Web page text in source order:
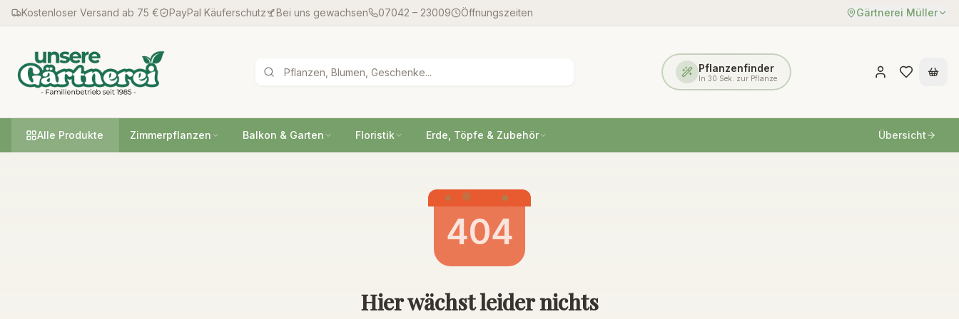
Kostenloser Versand ab 75 € PayPal Käuferschutz Bei uns gewachsen 07042 – 23009 Öffnungszeiten Gärtnerei Müller
Pflanzenfinder
In 30 Sek. zur Pflanze
Alle Produkte Zimmerpflanzen Balkon & Garten Floristik Erde, Töpfe & Zubehör Übersicht
404
Hier wächst leider nichts